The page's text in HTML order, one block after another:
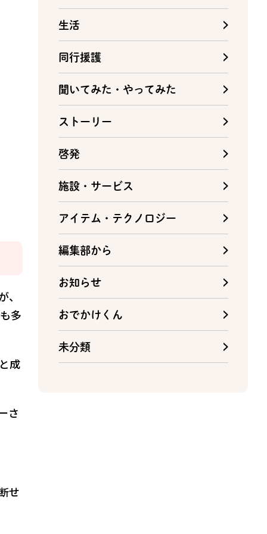
多
成
さ
せ
生活
同行援護
聞いてみた・やってみた
ストーリー
啓発
施設・サービス
アイテム・テクノロジー
編集部から
お知らせ
おでかけくん
未分類